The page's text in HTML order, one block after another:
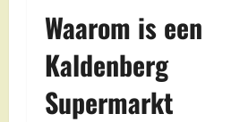
Waarom is een
Kaldenberg
Supermarkt